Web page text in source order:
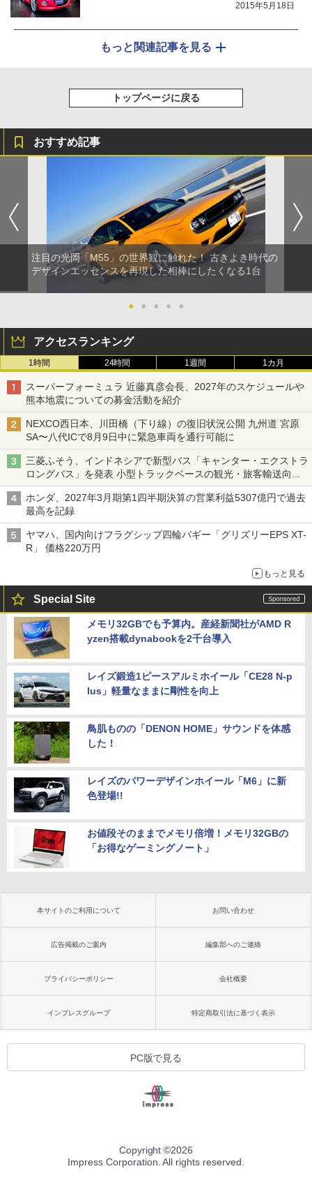
2015年5月18日
もっと関連記事を見る
トップページに戻る
おすすめ記事
注目の光岡「M55」の世界観に触れた！ 古きよき時代の
デザインエッセンスを再現した相棒にしたくなる1台
● ● ● ● ●
アクセスランキング
1時間 24時間 1週間 1カ月
スーパーフォーミュラ 近藤真彦会長、2027年のスケジュールや
熊本地震についての募金活動を紹介
NEXCO西日本、川田橋（下り線）の復旧状況公開 九州道 宮原
SA〜八代ICで8月9日中に緊急車両を通行可能に
三菱ふそう、インドネシアで新型バス「キャンター・エクストラ
ロングバス」を発表 小型トラックベースの観光・旅客輸送向け
バス
ホンダ、2027年3月期第1四半期決算の営業利益5307億円で過去
最高を記録
ヤマハ、国内向けフラグシップ四輪バギー「グリズリーEPS XT-
R」 価格220万円
もっと見る
Special Site
メモリ32GBでも予算内。産経新聞社がAMD R
yzen搭載dynabookを2千台導入
レイズ鍛造1ピースアルミホイール「CE28 N-p
lus」軽量なままに剛性を向上
鳥肌ものの「DENON HOME」サウンドを体感
した！
レイズのパワーデザインホイール「M6」に新
色登場!!
お値段そのままでメモリ倍増！メモリ32GBの
「お得なゲーミングノート」
本サイトのご利用について お問い合わせ
広告掲載のご案内 編集部へのご連絡
プライバシーポリシー 会社概要
インプレスグループ 特定商取引法に基づく表示
PC版で見る
Copyright ©2026
Impress Corporation. All rights reserved.